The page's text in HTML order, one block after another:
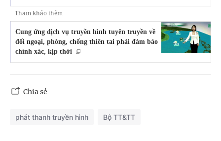
Tham khảo thêm
Cung ứng dịch vụ truyền hình tuyên truyền về
đối ngoại, phòng, chống thiên tai phải đảm bảo
chính xác, kịp thời
Chia sẻ
phát thanh truyền hình Bộ TT&TT